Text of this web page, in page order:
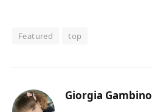
Featured top
Giorgia Gambino